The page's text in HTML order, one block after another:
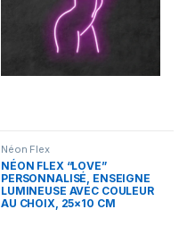
Néon Flex
NÉON FLEX “LOVE”
PERSONNALISÉ, ENSEIGNE
LUMINEUSE AVEC COULEUR
AU CHOIX, 25×10 CM